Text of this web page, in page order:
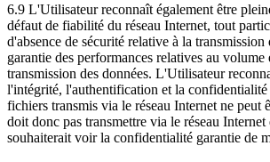
6.9 L'Utilisateur reconnaît également être
défaut de fiabilité du réseau Internet, tout
d'absence de sécurité relative à la transmission
garantie des performances relatives au volume
transmission des données. L'Utilisateur
l'intégrité, l'authentification et la
fichiers transmis via le réseau Internet ne peut
doit donc pas transmettre via le réseau Internet
souhaiterait voir la confidentialité garantie de